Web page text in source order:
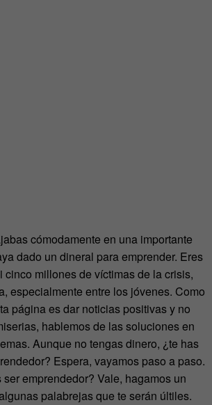
cómodamente en una importante
dado un dineral para emprender. Eres
cinco millones de víctimas de la crisis,
especialmente entre los jóvenes. Como
página es dar noticias positivas y no
hablemos de las soluciones en
Aunque no tengas dinero, ¿te has
Espera, vayamos paso a paso.
emprendedor? Vale, hagamos un
palabrejas que te serán últiles.